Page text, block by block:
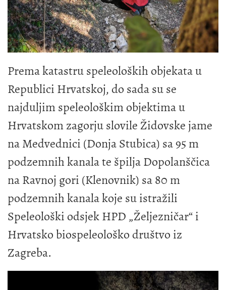
Prema katastru speleoloških objekata u
Republici Hrvatskoj, do sada su se
najduljim speleološkim objektima u
Hrvatskom zagorju slovile Židovske jame
na Medvednici (Donja Stubica) sa 95 m
podzemnih kanala te špilja Dopolanščica
na Ravnoj gori (Klenovnik) sa 80 m
podzemnih kanala koje su istražili
Speleološki odsjek HPD „Željezničar“ i
Hrvatsko biospeleološko društvo iz
Zagreba.